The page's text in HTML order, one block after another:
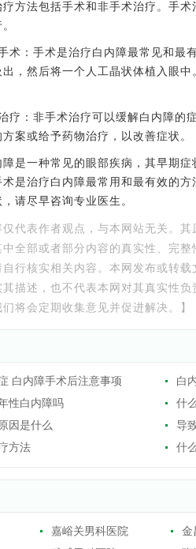
法包括手术和非手术治疗。手术
：手术是治疗白内障最常见和最
，然后将一个人工晶状体植入眼
：非手术治疗可以缓解白内障的
案或给予药物治疗，以改善症状。
一种常见的眼部疾病，其早期症
是治疗白内障最常用和最有效的
请尽早咨询专业医生。
仅代表作者观点，与本网站无关。
全部或者部分内容的真实性、完
行核实相关内容。本网发布或转
描述，也不代表本网对其真实性
将会定期收集意见并促进解决。】
白内障手术后注意事项
白
性白内障吗
什
因是什么
导
方法
什
嘉峪关男科医院 金